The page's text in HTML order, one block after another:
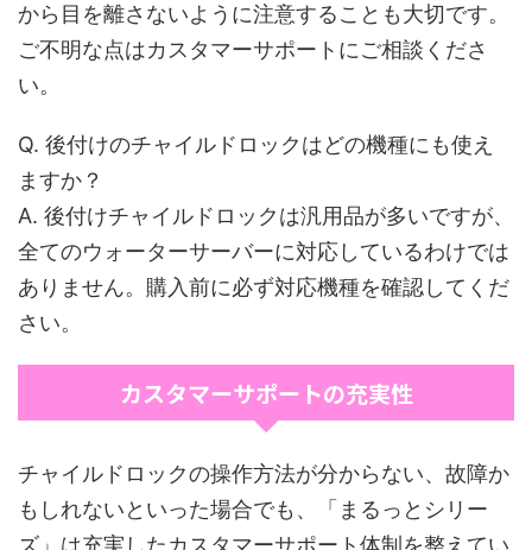
から目を離さないように注意することも大切です。
ご不明な点はカスタマーサポートにご相談くださ
い。
Q. 後付けのチャイルドロックはどの機種にも使え
ますか？
A. 後付けチャイルドロックは汎用品が多いですが、
全てのウォーターサーバーに対応しているわけでは
ありません。購入前に必ず対応機種を確認してくだ
さい。
カスタマーサポートの充実性
チャイルドロックの操作方法が分からない、故障か
もしれないといった場合でも、「まるっとシリー
ズ」は充実したカスタマーサポート体制を整えてい